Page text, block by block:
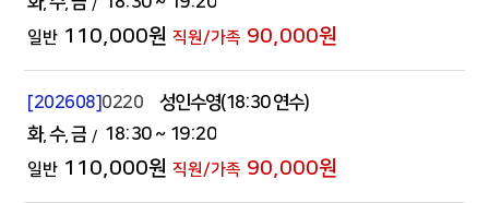
110,000원 90,000원
[202608]0220
성인수영(18:30 연수)
화 수 금 18:30 ~ 19:20
110,000원 90,000원